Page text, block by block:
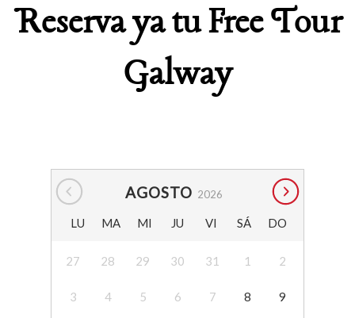
Reserva ya tu Free Tour
Galway
AGOSTO 2026
LU MA MI JU VI SÁ DO
27 28 29 30 31 1 2
3 4 5 6 7 8 9